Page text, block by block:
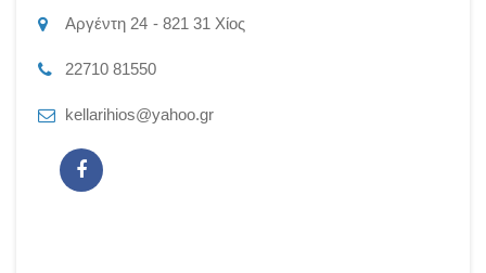
Αργέντη 24 821 31 Χίος
22710 81550
kellarihios@yahoo.gr